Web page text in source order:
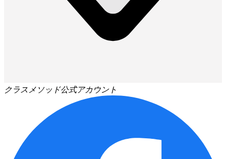
クラスメソッド公式アカウント